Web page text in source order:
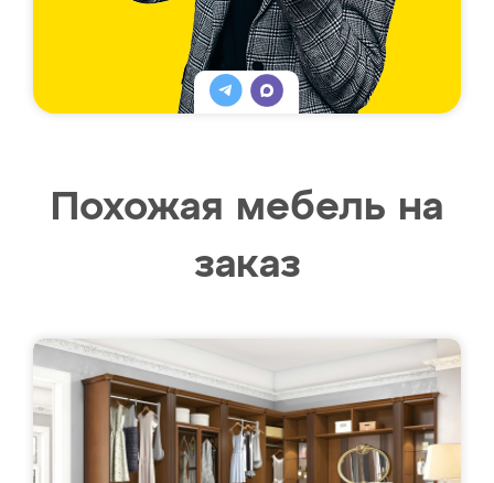
Похожая мебель на
заказ